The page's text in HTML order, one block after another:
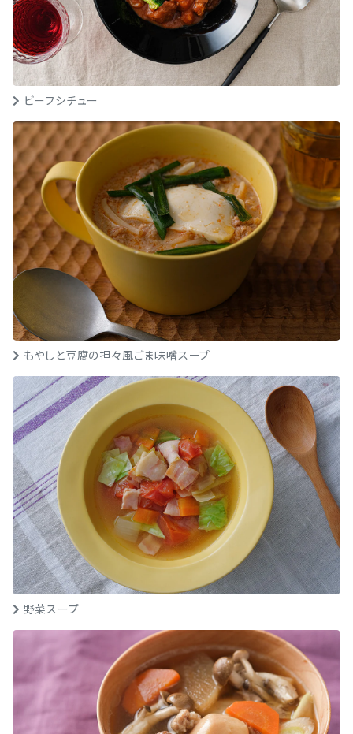
ビーフシチュー
もやしと豆腐の担々風ごま味噌スープ
野菜スープ